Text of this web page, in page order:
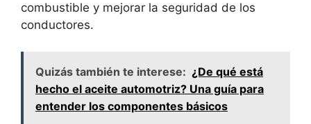
combustible y mejorar la seguridad de los
conductores.
Quizás también te interese: ¿De qué está
hecho el aceite automotriz? Una guía para
entender los componentes básicos